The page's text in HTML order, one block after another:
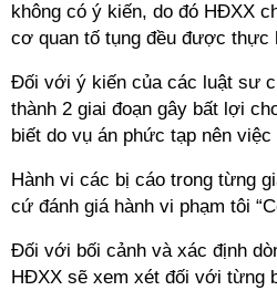
không có ý kiến, do đó HĐXX
cơ quan tố tụng đều được thực
Đối với ý kiến của các luật sư
thành 2 giai đoạn gây bất lợi
biết do vụ án phức tạp nên
Hành vi các bị cáo trong từng
cứ đánh giá hành vi phạm tôi
Đối với bối cảnh và xác định
HĐXX sẽ xem xét đối với từng